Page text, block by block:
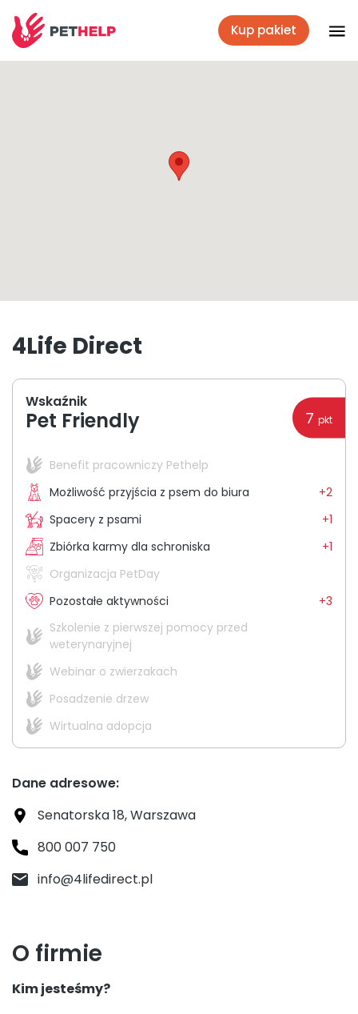
+48 790 277 277
Benefit dla firm
Kup pakiet
4Life Direct
Wskaźnik
Pet Friendly 7 pkt
Benefit pracowniczy Pethelp
Możliwość przyjścia z psem do biura
+2
Spacery z psami
+1
Zbiórka karmy dla schroniska
+1
Organizacja PetDay
Pozostałe aktywności
+3
Szkolenie z pierwszej pomocy przed
weterynaryjnej
Webinar o zwierzakach
Posadzenie drzew
Wirtualna adopcja
Dane adresowe:
Senatorska 18, Warszawa
800 007 750
info@4lifedirect.pl
O firmie
Kim jesteśmy?